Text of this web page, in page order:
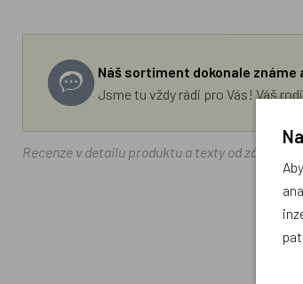
Náš sortiment dokonale známe
Jsme tu vždy rádi pro Vás! Váš
Recenze v detailu produktu a texty od